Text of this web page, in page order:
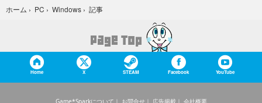
ホーム › PC › Windows › 記事
Home X STEAM Facebook YouTube